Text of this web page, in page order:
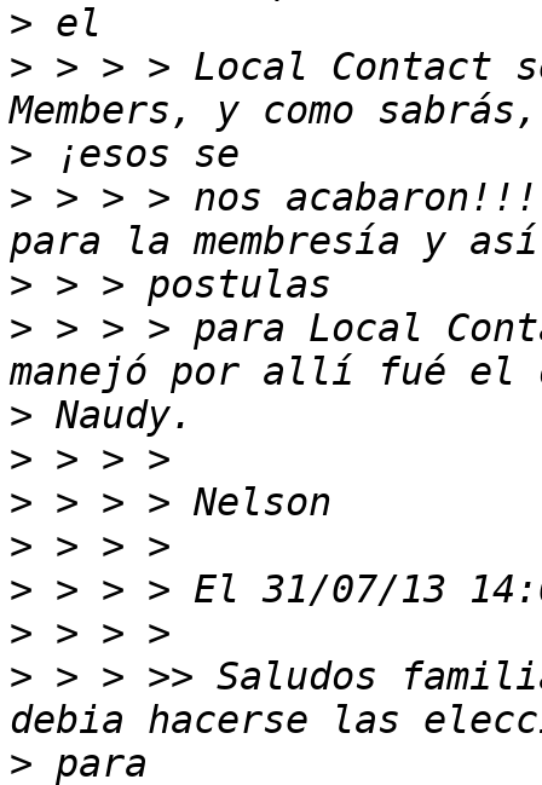
>
> > > > Local Contact
>
> > > > nos
>
> > > > para Local
>
>
>
>
>
>
> > > >> Saludos
>